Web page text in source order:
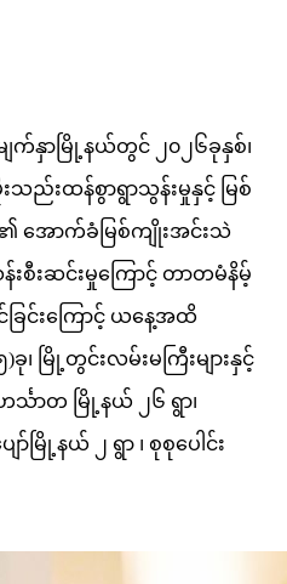
ျက်နှာမြို့နယ်တွင် ၂၀၂၆ခုနှစ်၊
ည်းထန်စွာရွာသွန်းမှုနှင့် မြစ်
အောက်ခံမြစ်ကျိုးအင်းသဲ
းစီးဆင်းမှုကြောင့် တာတမံနိမ့်
င်ခြင်းကြောင့် ယနေ့အထိ
၊ မြို့တွင်းလမ်းမကြီးများနှင့်
င်္သာတ မြို့နယ် ၂၆ ရွာ၊
မြို့နယ် ၂ ရွာ ၊ စုစုပေါင်း